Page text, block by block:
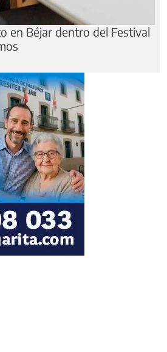
en Béjar dentro del Festival